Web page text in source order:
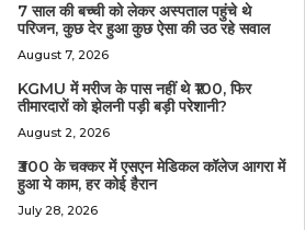
7 साल की बच्ची को लेकर अस्पताल पहुंचे थे
परिजन, कुछ देर हुआ कुछ ऐसा की उठ रहे सवाल
August 7, 2026
KGMU में मरीज के पास नहीं थे ₹100, फिर
तीमारदारों को झेलनी पड़ी बड़ी परेशानी?
August 2, 2026
₹300 के चक्कर में एसएन मेडिकल कॉलेज आगरा में
हुआ ये काम, हर कोई हैरान
July 28, 2026